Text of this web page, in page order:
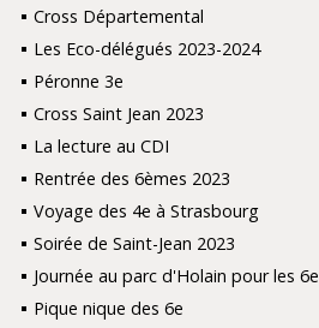
Cross Départemental
Les Eco-délégués 2023-2024
Péronne 3e
Cross Saint Jean 2023
La lecture au CDI
Rentrée des 6èmes 2023
Voyage des 4e à Strasbourg
Soirée de Saint-Jean 2023
Journée au parc d'Holain pour les 6e
Pique nique des 6e